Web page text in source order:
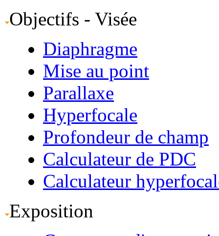
Objectifs - Visée
Diaphragme
Mise au point
Parallaxe
Hyperfocale
Profondeur de champ
Calculateur de PDC
Calculateur
Exposition